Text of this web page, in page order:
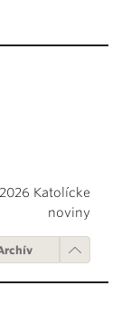
Katolícke
noviny